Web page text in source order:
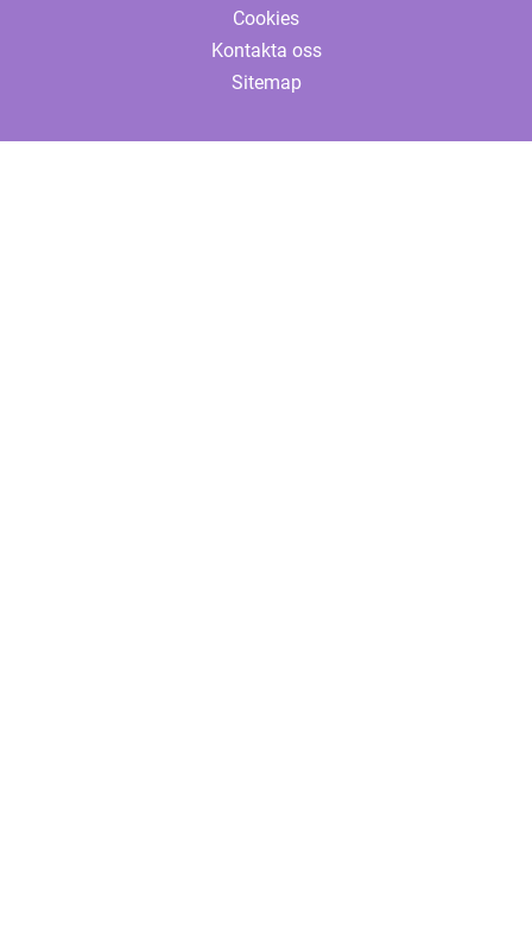
Cookies
Kontakta oss
Sitemap